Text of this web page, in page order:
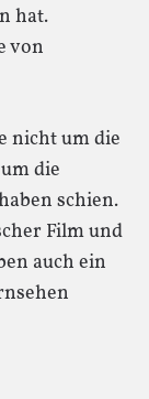
hat.
von
nicht um die
die
schien.
Film und
auch ein